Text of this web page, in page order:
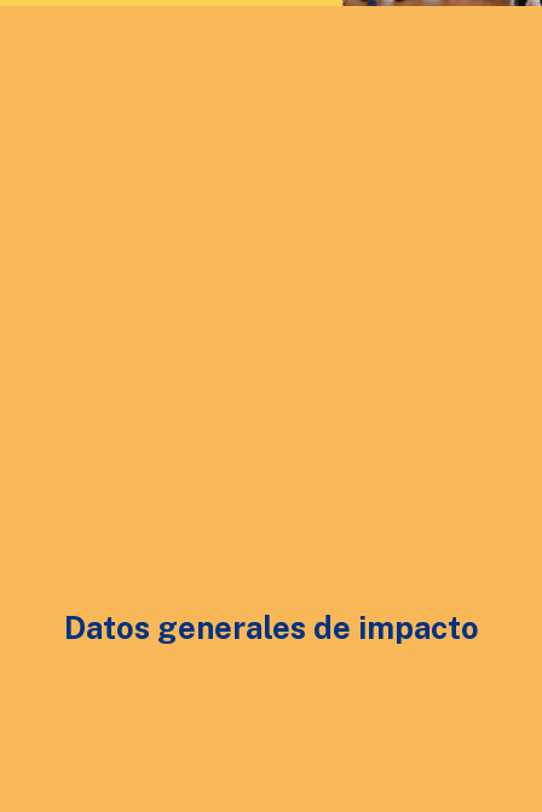
Datos generales de impacto